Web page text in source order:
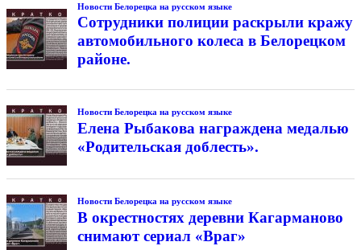
Новости Белорецка на русском языке
Сотрудники полиции раскрыли кражу
автомобильного колеса в Белорецком
районе.
Новости Белорецка на русском языке
Елена Рыбакова награждена медалью
«Родительская доблесть».
Новости Белорецка на русском языке
В окрестностях деревни Кагарманово
снимают сериал «Враг»